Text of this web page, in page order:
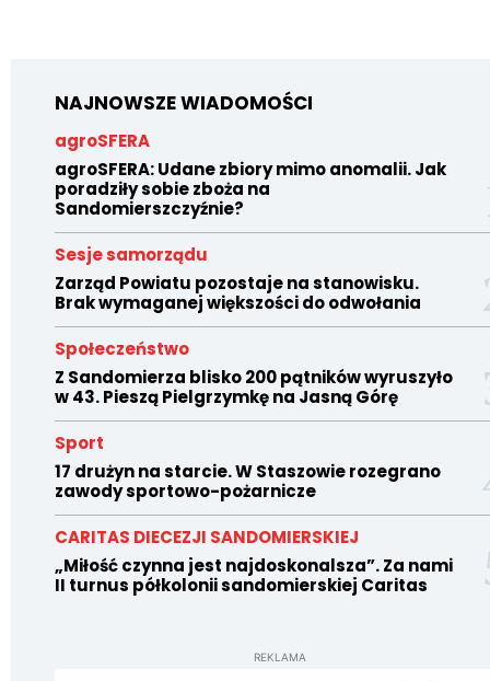
NAJNOWSZE WIADOMOŚCI
agroSFERA
agroSFERA: Udane zbiory mimo anomalii. Jak
poradziły sobie zboża na
Sandomierszczyźnie?
Sesje samorządu
Zarząd Powiatu pozostaje na stanowisku.
Brak wymaganej większości do odwołania
Społeczeństwo
Z Sandomierza blisko 200 pątników wyruszyło
w 43. Pieszą Pielgrzymkę na Jasną Górę
Sport
17 drużyn na starcie. W Staszowie rozegrano
zawody sportowo-pożarnicze
CARITAS DIECEZJI SANDOMIERSKIEJ
„Miłość czynna jest najdoskonalsza”. Za nami
II turnus półkolonii sandomierskiej Caritas
REKLAMA